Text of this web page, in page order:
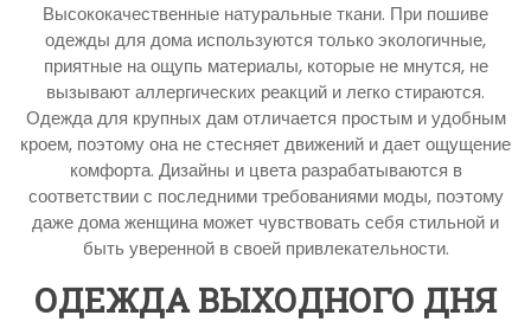
Высококачественные натуральные ткани. При пошиве
одежды для дома используются только экологичные,
приятные на ощупь материалы, которые не мнутся, не
вызывают аллергических реакций и легко стираются.
Одежда для крупных дам отличается простым и удобным
кроем, поэтому она не стесняет движений и дает ощущение
комфорта. Дизайны и цвета разрабатываются в
соответствии с последними требованиями моды, поэтому
даже дома женщина может чувствовать себя стильной и
быть уверенной в своей привлекательности.
ОДЕЖДА ВЫХОДНОГО ДНЯ